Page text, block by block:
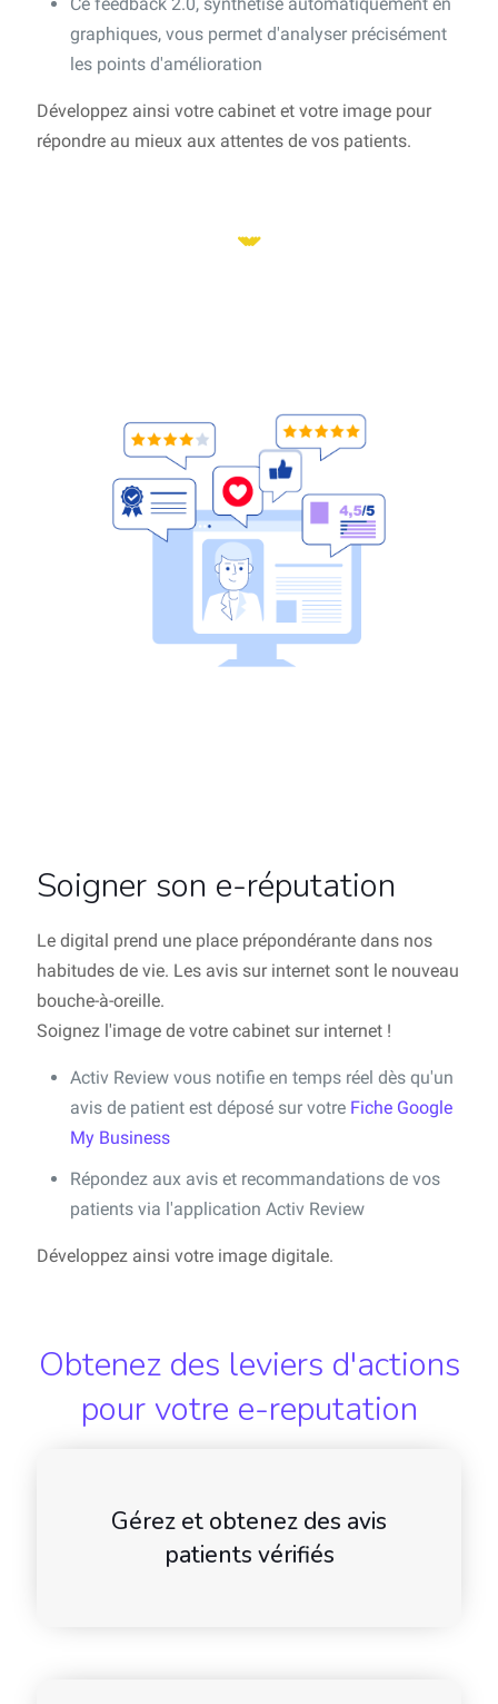
graphiques, vous permet d'analyser précisément
les points d'amélioration
Développez ainsi votre cabinet et votre image pour
répondre au mieux aux attentes de vos patients.
Soigner son e-réputation
Le digital prend une place prépondérante dans nos
habitudes de vie. Les avis sur internet sont le nouveau
bouche-à-oreille.
Soignez l'image de votre cabinet sur internet !
Activ Review vous notifie en temps réel dès qu'un
avis de patient est déposé sur votre Fiche Google
My Business
Répondez aux avis et recommandations de vos
patients via l'application Activ Review
Développez ainsi votre image digitale.
Obtenez des leviers d'actions
pour votre e-reputation
Gérez et obtenez des avis
patients vérifiés